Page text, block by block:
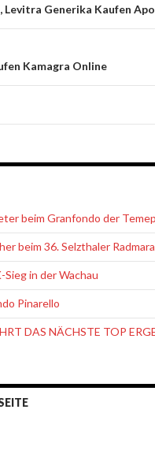
Levitra Generika Kaufen
Kamagra Online
beim Granfondo der
beim 36. Selzthaler
in der Wachau
Pinarello
DAS NÄCHSTE TOP